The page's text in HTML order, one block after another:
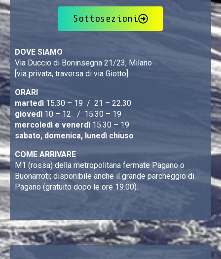
Sottosezioni
DOVE SIAMO
Via Duccio di Boninsegna 21/23, Milano
[via privata, traversa di via Giotto]
ORARI
martedì 15.30 – 19 / 21 – 22.30
giovedì 10 – 12 / 15.30 – 19
mercoledì e venerdì 15.30 – 19
sabato, domenica, lunedì chiuso
COME ARRIVARE
M1 (rossa) della metropolitana fermate Pagano o
Buonarroti; disponibile anche il grande parcheggio di
Pagano (gratuito dopo le ore 19.00).